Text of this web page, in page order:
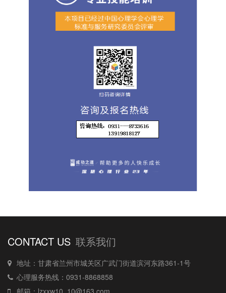
CONTACT US 联系我们
地址：甘肃省兰州市城关区广武门街道滨河东路361-1号
心理服务热线：0931-8868858
邮箱：lzxxw10_10@163.com